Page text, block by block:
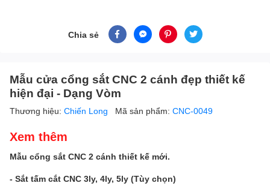
Chia sẻ
Mẫu cửa cổng sắt CNC 2 cánh đẹp thiết kế
hiện đại - Dạng Vòm
Thương hiệu: Chiến Long Mã sản phẩm: CNC-0049
Xem thêm
Mẫu cổng sắt CNC 2 cánh thiết kế mới.
- Sắt tấm cắt CNC 3ly, 4ly, 5ly (Tùy chọn)